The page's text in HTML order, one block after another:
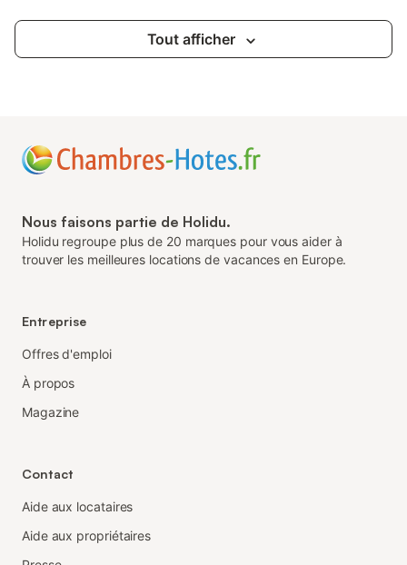
Tout afficher
Nous faisons partie de Holidu.
Holidu regroupe plus de 20 marques pour vous aider à
trouver les meilleures locations de vacances en Europe.
Entreprise
Offres d'emploi
À propos
Magazine
Contact
Aide aux locataires
Aide aux propriétaires